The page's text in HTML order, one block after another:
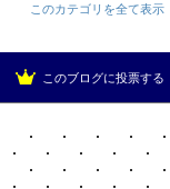
このカテゴリを全て表示
このブログに投票する